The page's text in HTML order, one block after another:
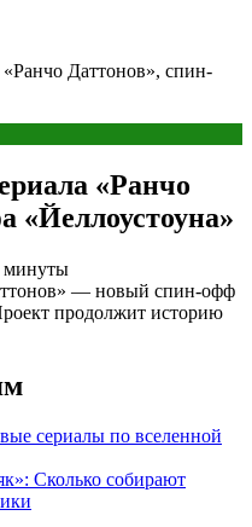
Даттонов», спин-
«Ранчо
«Йеллоустоуна»
минуты
— новый спин-офф
продолжит историю
сериалы по вселенной
Сколько собирают